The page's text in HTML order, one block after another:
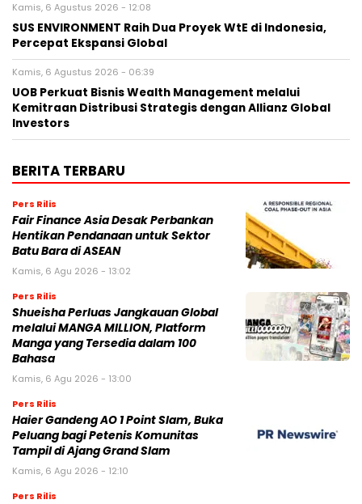
Kamis, 6 Agustus 2026 - 12:08
SUS ENVIRONMENT Raih Dua Proyek WtE di Indonesia,
Percepat Ekspansi Global
Kamis, 6 Agustus 2026 - 06:39
UOB Perkuat Bisnis Wealth Management melalui
Kemitraan Distribusi Strategis dengan Allianz Global
Investors
BERITA TERBARU
Pers Rilis
Fair Finance Asia Desak Perbankan
Hentikan Pendanaan untuk Sektor
Batu Bara di ASEAN
Kamis, 6 Agu 2026 - 13:02
Pers Rilis
Shueisha Perluas Jangkauan Global
melalui MANGA MILLION, Platform
Manga yang Tersedia dalam 100
Bahasa
Kamis, 6 Agu 2026 - 13:00
Pers Rilis
Haier Gandeng AO 1 Point Slam, Buka
Peluang bagi Petenis Komunitas
Tampil di Ajang Grand Slam
Kamis, 6 Agu 2026 - 12:10
Pers Rilis